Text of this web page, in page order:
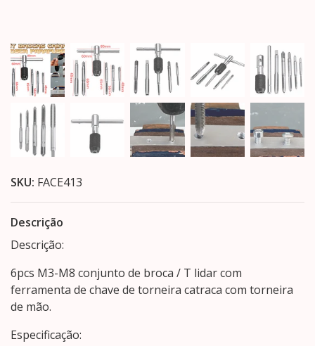
SKU: FACE413
Descrição
Descrição:
6pcs M3-M8 conjunto de broca / T lidar com
ferramenta de chave de torneira catraca com torneira
de mão.
Especificação: